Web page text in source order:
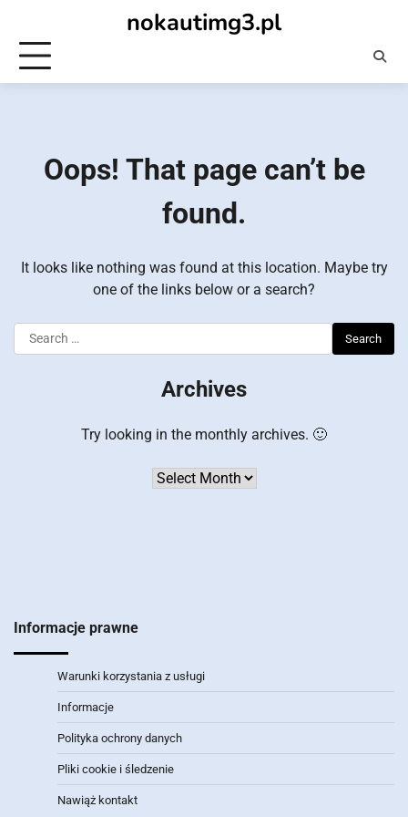
content
nokautimg3.pl
Oops! That page can’t be
found.
It looks like nothing was found at this location. Maybe try
one of the links below or a search?
Search
for:
Archives
Try looking in the monthly archives. 🙂
Archives
Informacje prawne
Warunki korzystania z usługi
Informacje
Polityka ochrony danych
Pliki cookie i śledzenie
Nawiąż kontakt